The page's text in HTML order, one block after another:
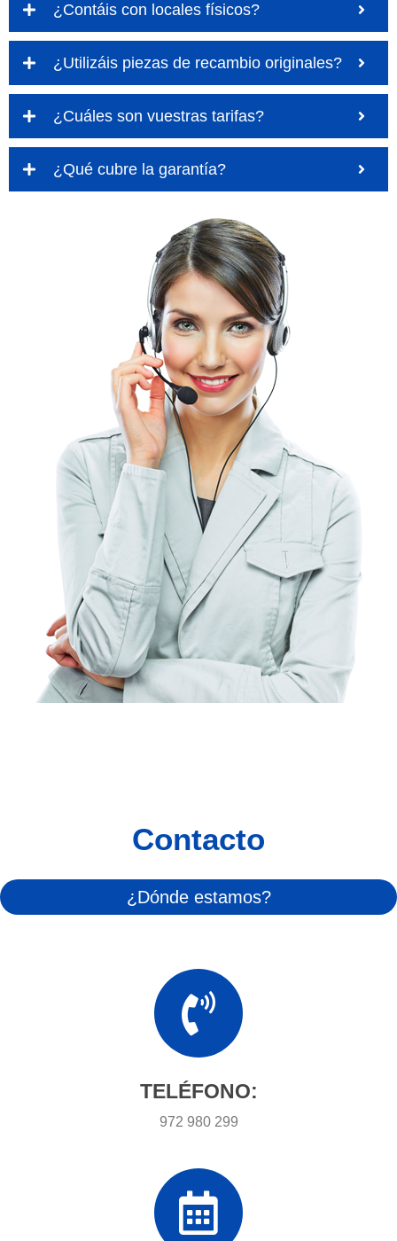
¿Contáis con locales físicos?
¿Utilizáis piezas de recambio originales?
¿Cuáles son vuestras tarifas?
¿Qué cubre la garantía?
Contacto
¿Dónde estamos?
TELÉFONO:
972 980 299